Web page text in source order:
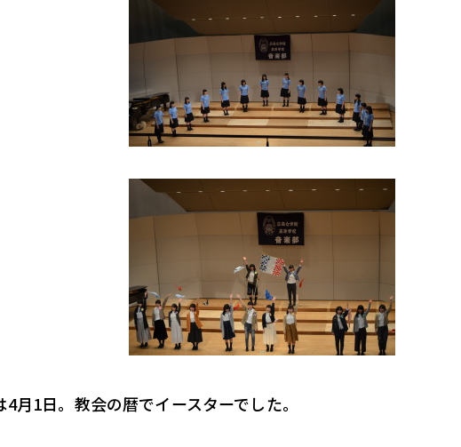
月1日。教会の暦でイースターでした。